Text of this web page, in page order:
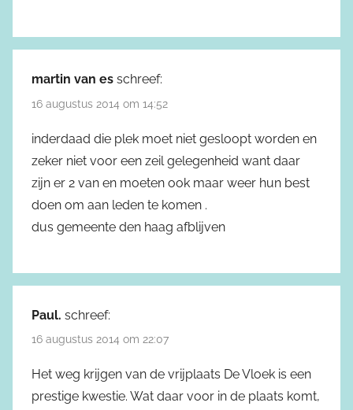
martin van es schreef:
16 augustus 2014 om 14:52
inderdaad die plek moet niet gesloopt worden en
zeker niet voor een zeil gelegenheid want daar
zijn er 2 van en moeten ook maar weer hun best
doen om aan leden te komen .
dus gemeente den haag afblijven
Paul. schreef:
16 augustus 2014 om 22:07
Het weg krijgen van de vrijplaats De Vloek is een
prestige kwestie. Wat daar voor in de plaats komt,